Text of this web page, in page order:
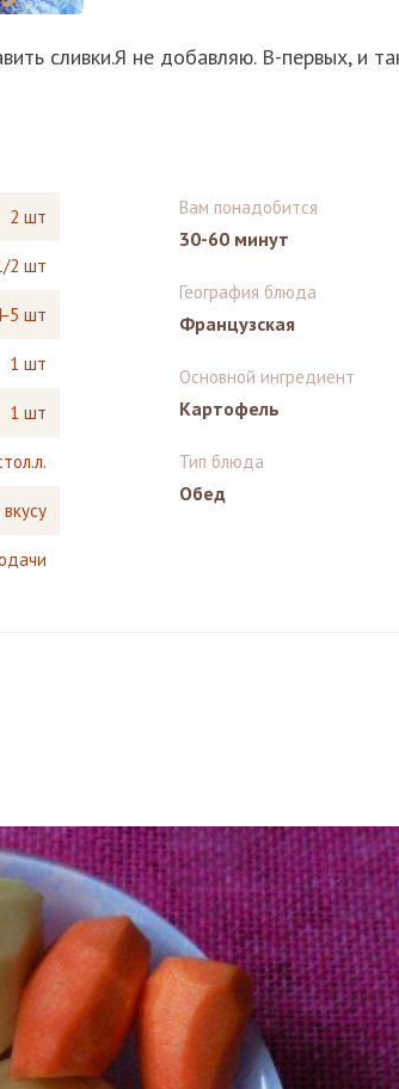
сливки.Я не добавляю. В-первых, и
2 шт
2 шт
5 шт
1 шт
1 шт
Вам понадобится
30-60 минут
География блюда
Французская
Основной ингредиент
Картофель
Тип блюда
Обед